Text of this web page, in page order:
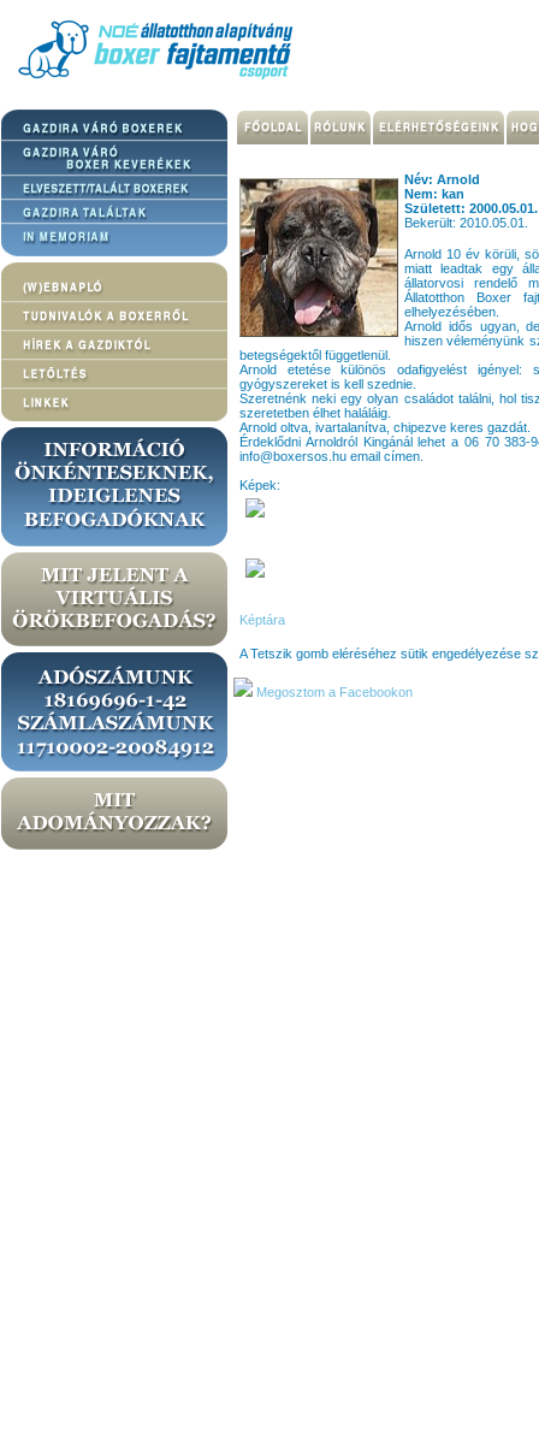
Név: Arnold
Nem: kan
Született: 2000.05.01.
Bekerült: 2010.05.01.
Arnold 10 év körüli,
miatt leadtak egy
állatorvosi rendelő
Állatotthon Boxer
elhelyezésében.
Arnold idős ugyan,
hiszen véleményünk
betegségektől függetlenül.
Arnold etetése különös odafigyelést
gyógyszereket is kell szednie.
Szeretnénk neki egy olyan családot találni, hol
szeretetben élhet haláláig.
Arnold oltva, ivartalanítva, chipezve keres gazdát.
Érdeklődni Arnoldról Kingánál lehet a 06 70
info@boxersos.hu email címen.
Képek:
Képtára
A Tetszik gomb eléréséhez sütik engedélyezése
Megosztom a Facebookon